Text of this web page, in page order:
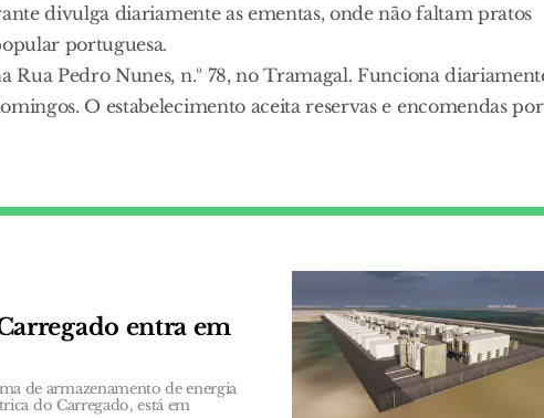
divulga diariamente as ementas, onde não faltam pratos
portuguesa.
Rua Pedro Nunes, n.º 78, no Tramagal. Funciona
O estabelecimento aceita reservas e encomendas por
entra em
de armazenamento de energia
do Carregado, está em